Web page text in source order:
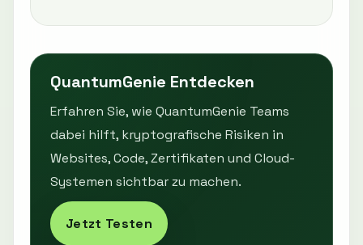
QuantumGenie Entdecken
Erfahren Sie, wie QuantumGenie Teams
dabei hilft, kryptografische Risiken in
Websites, Code, Zertifikaten und Cloud-
Systemen sichtbar zu machen.
Jetzt Testen